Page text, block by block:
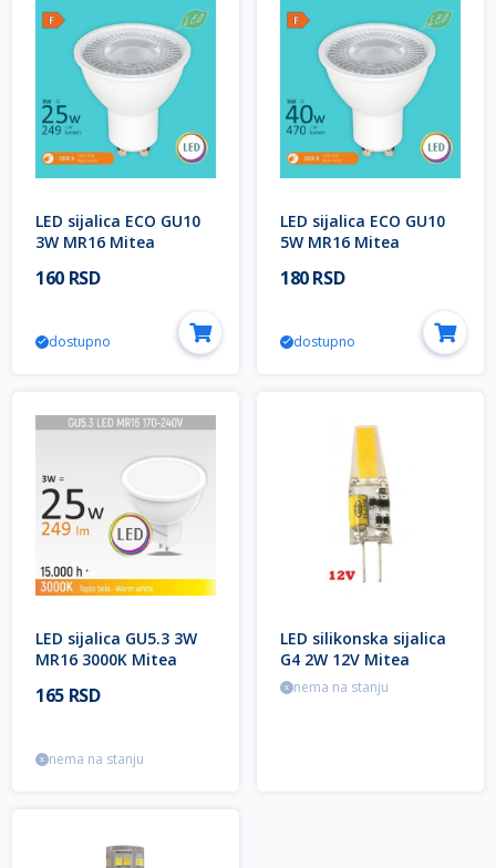
LED sijalica ECO GU10
3W MR16 Mitea
160 RSD
dostupno
LED sijalica ECO GU10
5W MR16 Mitea
180 RSD
dostupno
LED sijalica GU5.3 3W
MR16 3000K Mitea
165 RSD
nema na stanju
LED silikonska sijalica
G4 2W 12V Mitea
Lighting
nema na stanju